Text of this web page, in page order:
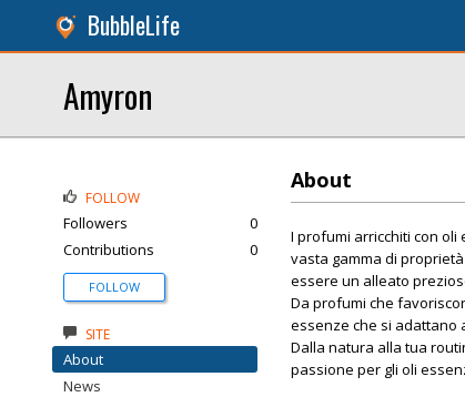
BubbleLife
Amyron
About
I profumi arricchiti con
vasta gamma di
essere un alleato
Da profumi che
essenze che si adattano
Dalla natura alla tua
passione per gli oli
FOLLOW
Followers
0
Contributions
0
FOLLOW
SITE
About
News